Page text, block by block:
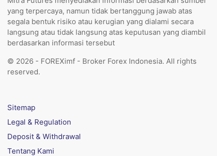
yang terpercaya, namun tidak bertanggung jawab atas
segala bentuk risiko atau kerugian yang dialami secara
langsung atau tidak langsung atas keputusan yang diambil
berdasarkan informasi tersebut
© 2026 - FOREXimf - Broker Forex Indonesia. All rights
reserved.
Sitemap
Legal & Regulation
Deposit & Withdrawal
Tentang Kami